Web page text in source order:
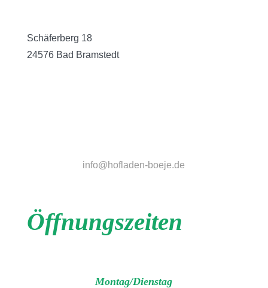
Schäferberg 18
24576 Bad Bramstedt
info@hofladen-boeje.de
Öffnungszeiten
Montag/Dienstag